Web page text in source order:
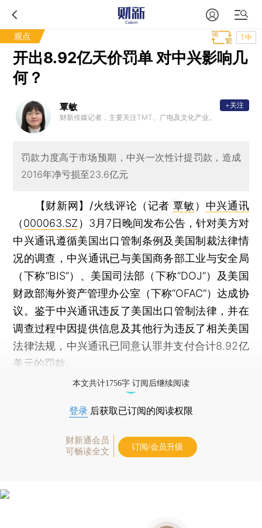
观点 T中
开出8.92亿天价罚单 对中兴影响几
何？
覃敏
财新传媒记者，主要关注TMT、广电及文化产业。
+关注
罚款力度高于市场预期，中兴一次性计提罚款，造成
2016年净亏损至23.6亿元
【财新网】/火线评论（记者 覃敏 ） 中兴通讯
（000063.SZ ）3月7日晚间发布公告，针对美方对
中兴通讯遵循美国出口管制条例及美国制裁法律情
况的调查，中兴通讯已与美国商务部工业与安全局
（下称“BIS”）、美国司法部（下称“DOJ”）及美国
财政部海外资产管理办公室（下称“OFAC”）达成协
议。鉴于中兴通讯违反了美国出口管制法律，并在
调查过程中因提供信息及其他行为违反了相关美国
法律法规，中兴通讯已同意认罪并支付合计8.92亿
美元的罚款。
本文共计1756字 订阅后继续阅读
登录 后获取已订阅的阅读权限
财新通会员
可畅读全文
订阅/会员升级